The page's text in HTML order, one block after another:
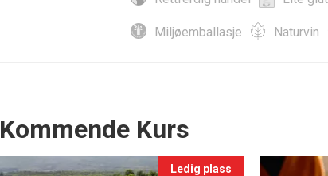
Miljøemballasje Naturvin
Events
Kommende Kurs
Ledig plass